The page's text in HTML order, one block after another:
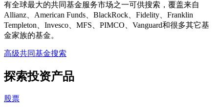
有全球最大的共同基金服务市场之一可供搜索，覆盖来自
Allianz、American Funds、BlackRock、Fidelity、Franklin
Templeton、Invesco、MFS、PIMCO、Vanguard和很多其它基
金家族的基金。
高级共同基金搜索
探索投资产品
股票